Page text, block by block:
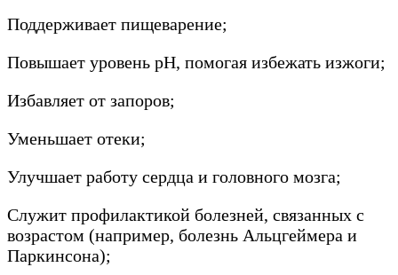
Поддерживает пищеварение;
Повышает уровень рН, помогая избежать изжоги;
Избавляет от запоров;
Уменьшает отеки;
Улучшает работу сердца и головного мозга;
Служит профилактикой болезней, связанных с
возрастом (например, болезнь Альцгеймера и
Паркинсона);